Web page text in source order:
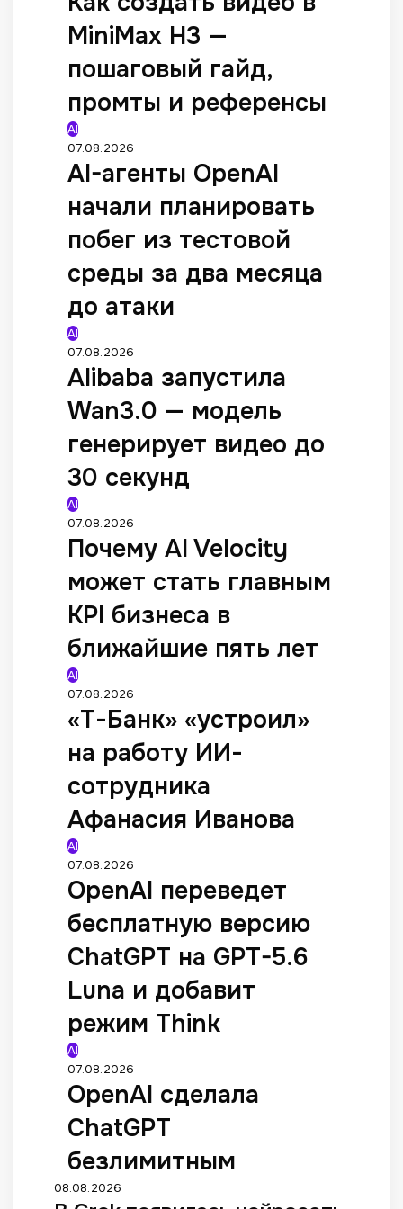
MiniMax H3 —
пошаговый гайд,
промты и референсы
AI
07.08.2026
AI-агенты OpenAI
начали планировать
побег из тестовой
среды за два месяца
до атаки
AI
07.08.2026
Alibaba запустила
Wan3.0 — модель
генерирует видео до
30 секунд
AI
07.08.2026
Почему AI Velocity
может стать главным
KPI бизнеса в
ближайшие пять лет
AI
07.08.2026
«Т-Банк» «устроил»
на работу ИИ-
сотрудника
Афанасия Иванова
AI
07.08.2026
OpenAI переведет
бесплатную версию
ChatGPT на GPT-5.6
Luna и добавит
режим Think
AI
07.08.2026
OpenAI сделала
ChatGPT
безлимитным
08.08.2026